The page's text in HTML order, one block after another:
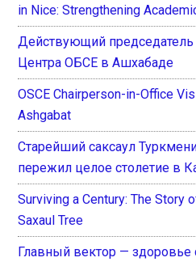
in Nice: Strengthening
Действующий
Центра ОБСЕ в Ашхабаде
OSCE Chairperson-in-Office
Ashgabat
Старейший саксаул
пережил целое столетие в
Surviving a Century: The Story
Saxaul Tree
Главный вектор — здоровье